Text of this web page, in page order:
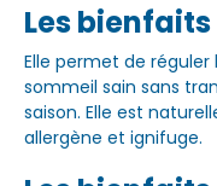
Les
Elle permet de
sommeil sain sans
saison. Elle est
allergène et ignifuge.